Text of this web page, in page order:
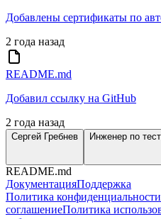
Добавлены сертификаты по
2 года назад
README.md
Добавил ссылку на GitHub
2 года назад
Сергей Гребнев Инженер по
README.md
ДокументацияПоддержка
Политика конфиденциальности
соглашениеПолитика